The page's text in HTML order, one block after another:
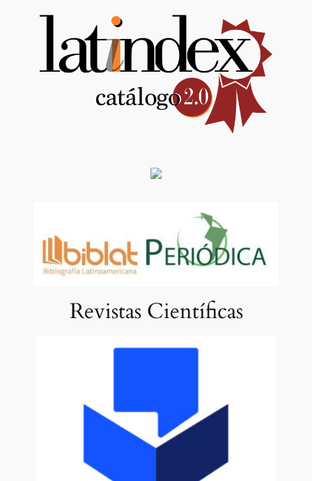
Revistas Científicas